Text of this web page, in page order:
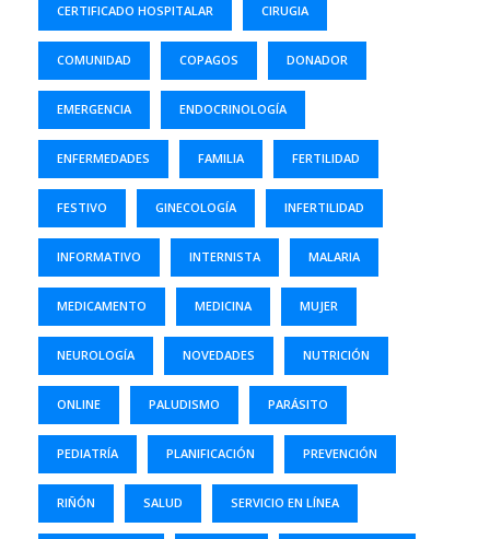
CERTIFICADO HOSPITALAR CIRUGIA
COMUNIDAD COPAGOS DONADOR
EMERGENCIA ENDOCRINOLOGÍA
ENFERMEDADES FAMILIA FERTILIDAD
FESTIVO GINECOLOGÍA INFERTILIDAD
INFORMATIVO INTERNISTA MALARIA
MEDICAMENTO MEDICINA MUJER
NEUROLOGÍA NOVEDADES NUTRICIÓN
ONLINE PALUDISMO PARÁSITO
PEDIATRÍA PLANIFICACIÓN PREVENCIÓN
RIÑÓN SALUD SERVICIO EN LÍNEA